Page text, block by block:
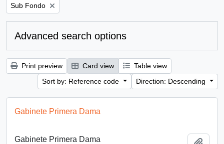
Remove filter:
Sub Fondo
Advanced search options
Print preview Card view
Table view
Sort by: Reference code
Direction: Descending
Gabinete Primera Dama
Gabinete Primera Dama